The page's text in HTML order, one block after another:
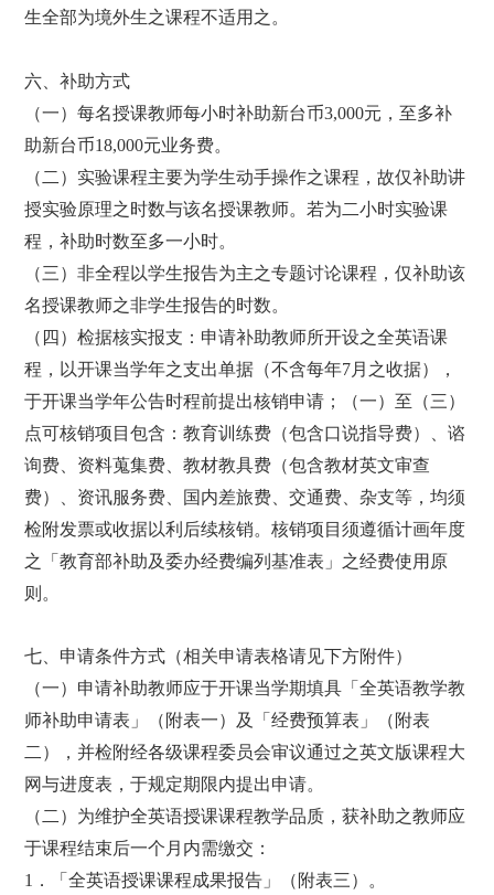
生全部为境外生之课程不适用之。
六、补助方式
（一）每名授课教师每小时补助新台币3,000元，至多补
助新台币18,000元业务费。
（二）实验课程主要为学生动手操作之课程，故仅补助讲
授实验原理之时数与该名授课教师。若为二小时实验课
程，补助时数至多一小时。
（三）非全程以学生报告为主之专题讨论课程，仅补助该
名授课教师之非学生报告的时数。
（四）检据核实报支：申请补助教师所开设之全英语课
程，以开课当学年之支出单据（不含每年7月之收据），
于开课当学年公告时程前提出核销申请；（一）至（三）
点可核销项目包含：教育训练费（包含口说指导费）、谘
询费、资料蒐集费、教材教具费（包含教材英文审查
费）、资讯服务费、国内差旅费、交通费、杂支等，均须
检附发票或收据以利后续核销。核销项目须遵循计画年度
之「教育部补助及委办经费编列基准表」之经费使用原
则。
七、申请条件方式（相关申请表格请见下方附件）
（一）申请补助教师应于开课当学期填具「全英语教学教
师补助申请表」（附表一）及「经费预算表」（附表
二），并检附经各级课程委员会审议通过之英文版课程大
网与进度表，于规定期限内提出申请。
（二）为维护全英语授课课程教学品质，获补助之教师应
于课程结束后一个月内需缴交：
1 ．「全英语授课课程成果报告」（附表三）。